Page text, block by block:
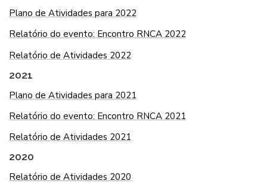
Plano de Atividades para 2022
Relatório do evento: Encontro RNCA 2022
Relatório de Atividades 2022
2021
Plano de Atividades para 2021
Relatório do evento: Encontro RNCA 2021
Relatório de Atividades 2021
2020
Relatório de Atividades 2020